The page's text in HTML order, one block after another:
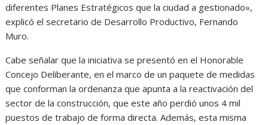
diferentes Planes Estratégicos que la ciudad a gestionado»,
explicó el secretario de Desarrollo Productivo, Fernando
Muro.
Cabe señalar que la iniciativa se presentó en el Honorable
Concejo Deliberante, en el marco de un paquete de medidas
que conforman la ordenanza que apunta a la reactivación del
sector de la construcción, que este año perdió unos 4 mil
puestos de trabajo de forma directa. Además, esta misma